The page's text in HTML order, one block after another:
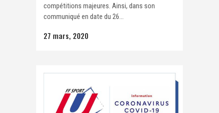
compétitions majeures. Ainsi, dans son
communiqué en date du 26...
27 mars, 2020